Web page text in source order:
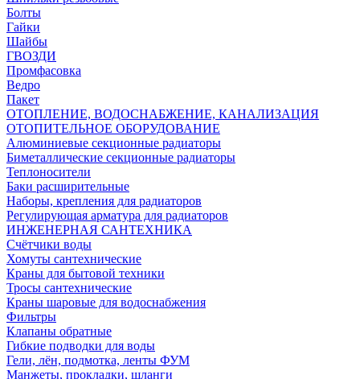
Болты
Гайки
Шайбы
ГВОЗДИ
Промфасовка
Ведро
Пакет
ОТОПЛЕНИЕ, ВОДОСНАБЖЕНИЕ, КАНАЛИЗАЦИЯ
ОТОПИТЕЛЬНОЕ ОБОРУДОВАНИЕ
Алюминиевые секционные радиаторы
Биметаллические секционные радиаторы
Теплоносители
Баки расширительные
Наборы, крепления для радиаторов
Регулирующая арматура для радиаторов
ИНЖЕНЕРНАЯ САНТЕХНИКА
Счётчики воды
Хомуты сантехнические
Краны для бытовой техники
Тросы сантехнические
Краны шаровые для водоснабжения
Фильтры
Клапаны обратные
Гибкие подводки для воды
Гели, лён, подмотка, ленты ФУМ
Манжеты, прокладки, шланги